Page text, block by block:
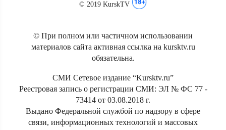
© 2019 KurskTV
© При полном или частичном использовании
материалов сайта активная ссылка на kursktv.ru
обязательна.
СМИ Сетевое издание “Kursktv.ru”
Реестровая запись о регистрации СМИ: ЭЛ № ФС 77 -
73414 от 03.08.2018 г.
Выдано Федеральной службой по надзору в сфере
связи, информационных технологий и массовых